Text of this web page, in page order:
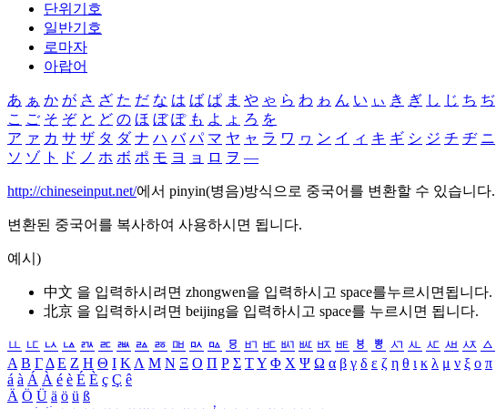
단위기호
일반기호
로마자
아랍어
あ ぁ か が さ ざ た だ な は ば ぱ ま や ゃ ら わ ゎ ん い ぃ き ぎ し じ ち ぢ
こ ご そ ぞ と ど の ほ ぼ ぽ も よ ょ ろ を
ア ァ カ サ ザ タ ダ ナ ハ バ パ マ ヤ ャ ラ ワ ヮ ン イ ィ キ ギ シ ジ チ ヂ ニ
ソ ゾ ト ド ノ ホ ボ ポ モ ヨ ョ ロ ヲ ―
http://chineseinput.net/에서 pinyin(병음)방식으로 중국어를 변환할 수 있습니다.
변환된 중국어를 복사하여 사용하시면 됩니다.
예시)
中文 을 입력하시려면 zhongwen을 입력하시고 space를누르시면됩니다.
北京 을 입력하시려면 beijing을 입력하시고 space를 누르시면 됩니다.
ㅥ ㅦ ㅧ ㅨ ㅩ ㅪ ㅫ ㅬ ㅭ ㅮ ㅯ ㅰ ㅱ ㅲ ㅳ ㅴ ㅵ ㅶ ㅷ ㅸ ㅹ ㅺ ㅻ ㅼ ㅽ ㅾ ㅿ
Α Β ΓΔ Ε Ζ Η Θ Ι ΚΛ Μ Ν Ξ Ο Π Ρ Σ ΤΥ Φ Χ Ψ Ω α β γ δ ε ζ η θ ι κ λ μ ν ξ ο π
á à Á À é è É È ç Ç ê
Ä Ö Ü ä ö ü ß